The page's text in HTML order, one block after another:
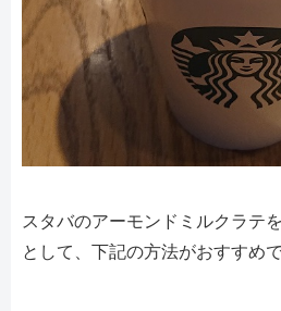
スタバのアーモンドミルクラテ
として、下記の方法がおすすめで